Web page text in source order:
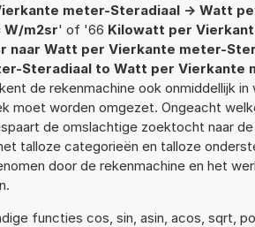
meter-Steradiaal -> Watt
W/m2sr' of '66 Kilowatt per
naar Watt per Vierkante meter-
Steradiaal to Watt per Vierkante
de rekenmachine ook onmiddellijk
moet worden omgezet. Ongeacht
de omslachtige zoektocht naar
talloze categorieën en talloze
door de rekenmachine en het
functies cos, sin, asin, acos, sqrt,